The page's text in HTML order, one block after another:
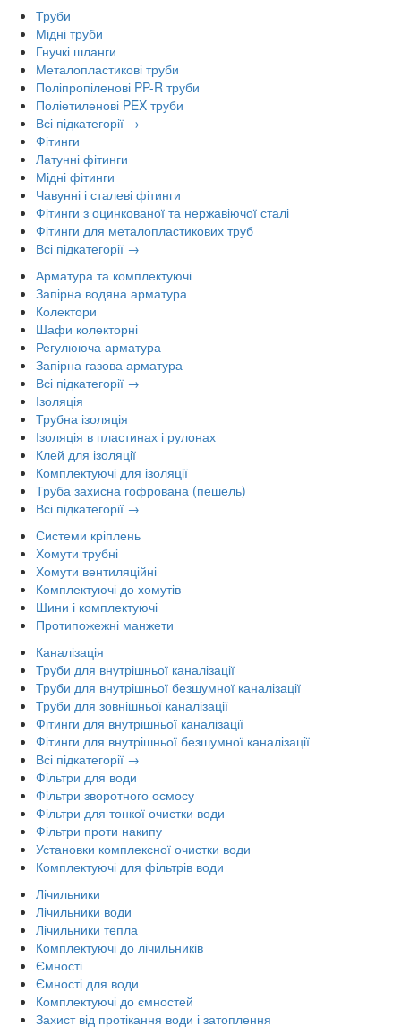
Труби
Мідні труби
Гнучкі шланги
Металопластикові труби
Поліпропіленові PP-R труби
Поліетиленові PEX труби
Всі підкатегорії →
Фітинги
Латунні фітинги
Мідні фітинги
Чавунні і сталеві фітинги
Фітинги з оцинкованої та нержавіючої сталі
Фітинги для металопластикових труб
Всі підкатегорії →
Арматура та комплектуючі
Запірна водяна арматура
Колектори
Шафи колекторні
Регулююча арматура
Запірна газова арматура
Всі підкатегорії →
Ізоляція
Трубна ізоляція
Ізоляція в пластинах і рулонах
Клей для ізоляції
Комплектуючі для ізоляції
Труба захисна гофрована (пешель)
Всі підкатегорії →
Системи кріплень
Хомути трубні
Хомути вентиляційні
Комплектуючі до хомутів
Шини і комплектуючі
Протипожежні манжети
Каналізація
Труби для внутрішньої каналізації
Труби для внутрішньої безшумної каналізації
Труби для зовнішньої каналізації
Фітинги для внутрішньої каналізації
Фітинги для внутрішньої безшумної каналізації
Всі підкатегорії →
Фільтри для води
Фільтри зворотного осмосу
Фільтри для тонкої очистки води
Фільтри проти накипу
Установки комплексної очистки води
Комплектуючі для фільтрів води
Лічильники
Лічильники води
Лічильники тепла
Комплектуючі до лічильників
Ємності
Ємності для води
Комплектуючі до ємностей
Захист від протікання води і затоплення